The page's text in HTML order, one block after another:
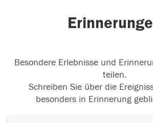
Besondere Erlebnisse und
teilen.
Schreiben Sie über die
besonders in Erinnerung